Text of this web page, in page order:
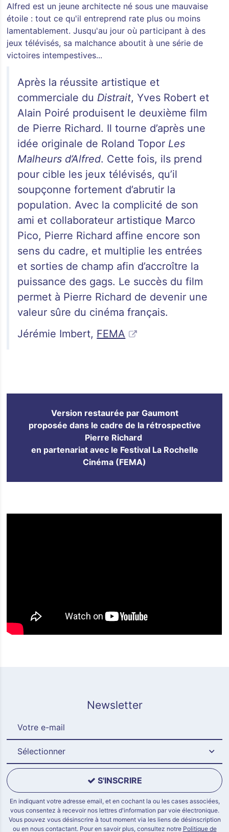
Alfred est un jeune architecte né sous une mauvaise
étoile : tout ce qu'il entreprend rate plus ou moins
lamentablement. Jusqu'au jour où participant à des
jeux télévisés, sa malchance aboutit à une série de
victoires intempestives...
Après la réussite artistique et
commerciale du Distrait, Yves Robert et
Alain Poiré produisent le deuxième film
de Pierre Richard. Il tourne d’après une
idée originale de Roland Topor Les
Malheurs d’Alfred. Cette fois, ils prend
pour cible les jeux télévisés, qu’il
soupçonne fortement d’abrutir la
population. Avec la complicité de son
ami et collaborateur artistique Marco
Pico, Pierre Richard affine encore son
sens du cadre, et multiplie les entrées
et sorties de champ afin d’accroître la
puissance des gags. Le succès du film
permet à Pierre Richard de devenir une
valeur sûre du cinéma français.
Jérémie Imbert, FEMA
Version restaurée par Gaumont
proposée dans le cadre de la rétrospective
Pierre Richard
en partenariat avec le Festival La Rochelle
Cinéma (FEMA)
Newsletter
Sélectionner
S'INSCRIRE
En indiquant votre adresse email, et en cochant la ou les cases associées,
vous consentez à recevoir nos lettres d'information par voie électronique.
Vous pouvez vous désinscrire à tout moment via les liens de désinscription
ou en nous contactant. Pour en savoir plus, consultez notre Politique de